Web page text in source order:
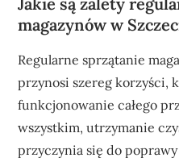
magazynów w
Regularne sprzątanie
przynosi szereg korzyści,
funkcjonowanie całego
wszystkim, utrzymanie
przyczynia się do